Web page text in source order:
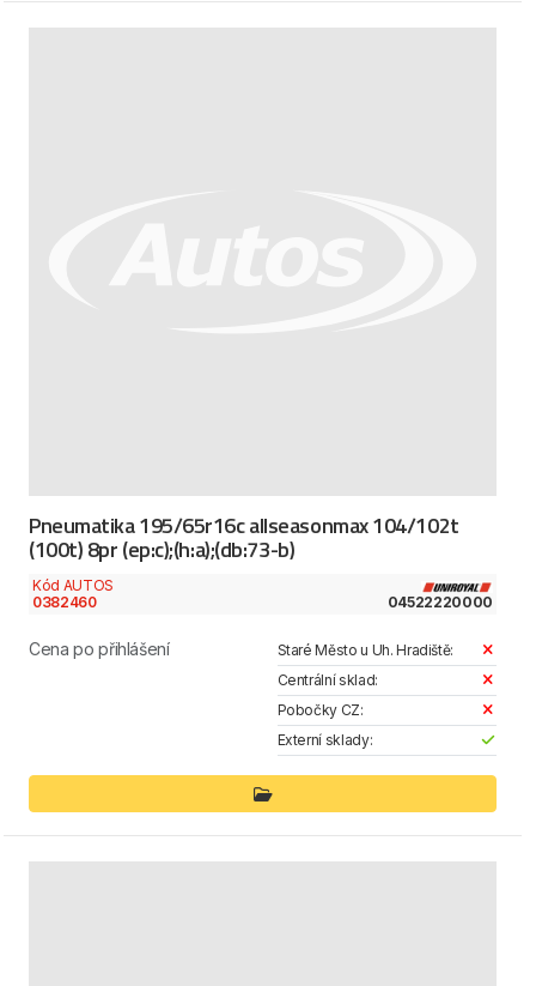
Pneumatika 195/65r16c allseasonmax 104/102t
(100t) 8pr (ep:c);(h:a);(db:73-b)
Kód AUTOS
0382460
04522220000
Cena po přihlášení
Staré Město u Uh. Hradiště:
Centrální sklad:
Pobočky CZ:
Externí sklady: